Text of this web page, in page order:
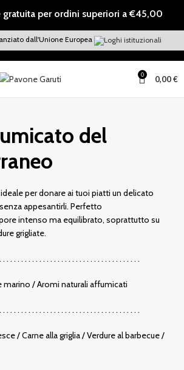
gratuita per ordini superiori a €45,00
dall'Unione Europea
0 0,00€
del
per donare ai tuoi piatti un delicato
appesantirli. Perfetto
intenso ma equilibrato, soprattutto su
grigliate.
. . . . . . . . . . . . . . . . . . . . . . . . . . . . . . . . . . . . .
marino / Aromi naturali affumicati
. . . . . . . . . . . . . . . . . . . . . . . . . . . . . . . . . . . . .
/ Carne alla griglia / Verdure al barbecue /